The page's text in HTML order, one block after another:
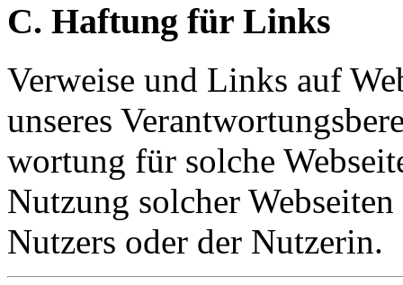
C. Haftung für Links
Verweise und Links auf
unseres
wortung für solche
Nutzung solcher
Nutzers oder der Nutzerin.